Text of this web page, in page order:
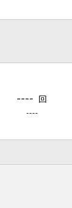
---- 回
----